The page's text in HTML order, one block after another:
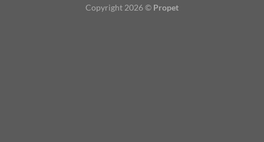
Copyright 2026 © Propet